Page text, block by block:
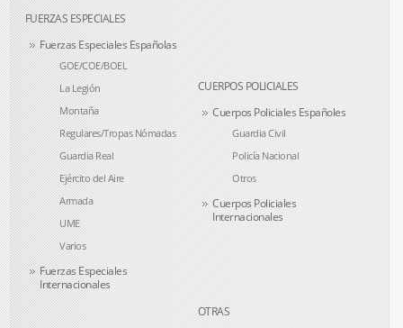
FUERZAS ESPECIALES
Fuerzas Especiales Españolas
GOE/COE/BOEL
La Legión
Montaña
Regulares/Tropas Nómadas
Guardia Real
Ejército del Aire
Armada
UME
Varios
Fuerzas Especiales
Internacionales
CUERPOS POLICIALES
Cuerpos Policiales Españoles
Guardia Civil
Policía Nacional
Otros
Cuerpos Policiales
Internacionales
OTRAS